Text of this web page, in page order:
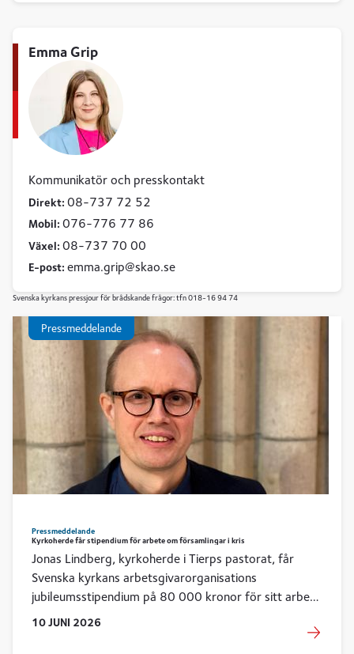
Emma Grip
Kommunikatör och presskontakt
Direkt: 08-737 72 52
Mobil: 076-776 77 86
Växel: 08-737 70 00
E-post: emma grip skao se
Svenska kyrkans pressjour för brådskande frågor: tfn 018-16 94 74
Pressmeddelande
Pressmeddelande
Kyrkoherde får stipendium för arbete om församlingar i kris
Jonas Lindberg, kyrkoherde i Tierps pastorat, får
Svenska kyrkans arbetsgivarorganisations
jubileumsstipendium på 80 000 kronor för sitt arbete
om församlingar och pastorat som befinner sig i kris.
10JUNI 2026